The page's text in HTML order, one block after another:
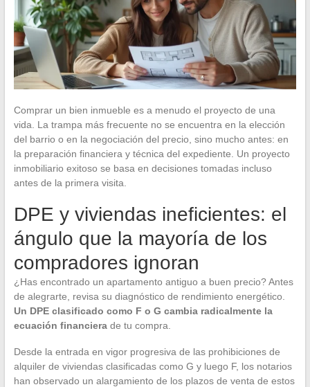
Comprar un bien inmueble es a menudo el proyecto de una
vida. La trampa más frecuente no se encuentra en la elección
del barrio o en la negociación del precio, sino mucho antes: en
la preparación financiera y técnica del expediente. Un proyecto
inmobiliario exitoso se basa en decisiones tomadas incluso
antes de la primera visita.
DPE y viviendas ineficientes: el
ángulo que la mayoría de los
compradores ignoran
¿Has encontrado un apartamento antiguo a buen precio? Antes
de alegrarte, revisa su diagnóstico de rendimiento energético.
Un DPE clasificado como F o G cambia radicalmente la
ecuación financierade tu compra.
Desde la entrada en vigor progresiva de las prohibiciones de
alquiler de viviendas clasificadas como G y luego F, los notarios
han observado un alargamiento de los plazos de venta de estos